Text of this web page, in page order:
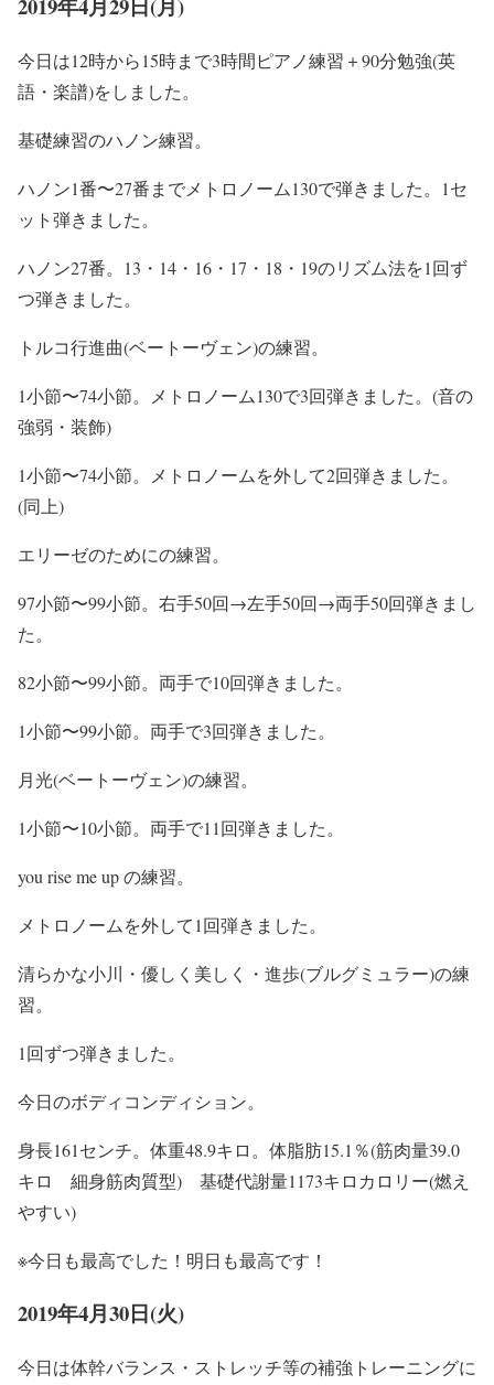
今日は12時から15時まで3時間ピアノ練習＋90分勉強(英
語・楽譜)をしました。
基礎練習のハノン練習。
ハノン1番〜27番までメトロノーム130で弾きました。1セ
ット弾きました。
ハノン27番。13・14・16・17・18・19のリズム法を1回ず
つ弾きました。
トルコ行進曲(ベートーヴェン)の練習。
1小節〜74小節。メトロノーム130で3回弾きました。(音の
強弱・装飾)
1小節〜74小節。メトロノームを外して2回弾きました。
(同上)
エリーゼのためにの練習。
97小節〜99小節。右手50回→左手50回→両手50回弾きまし
た。
82小節〜99小節。両手で10回弾きました。
1小節〜99小節。両手で3回弾きました。
月光(ベートーヴェン)の練習。
1小節〜10小節。両手で11回弾きました。
you rise me up の練習。
メトロノームを外して1回弾きました。
清らかな小川・優しく美しく・進歩(ブルグミュラー)の練
習。
1回ずつ弾きました。
今日のボディコンディション。
身長161センチ。体重48.9キロ。体脂肪15.1％(筋肉量39.0
キロ 細身筋肉質型) 基礎代謝量1173キロカロリー(燃え
やすい)
※今日も最高でした！明日も最高です！
2019年4月30日(火)
今日は体幹バランス・ストレッチ等の補強トレーニングに